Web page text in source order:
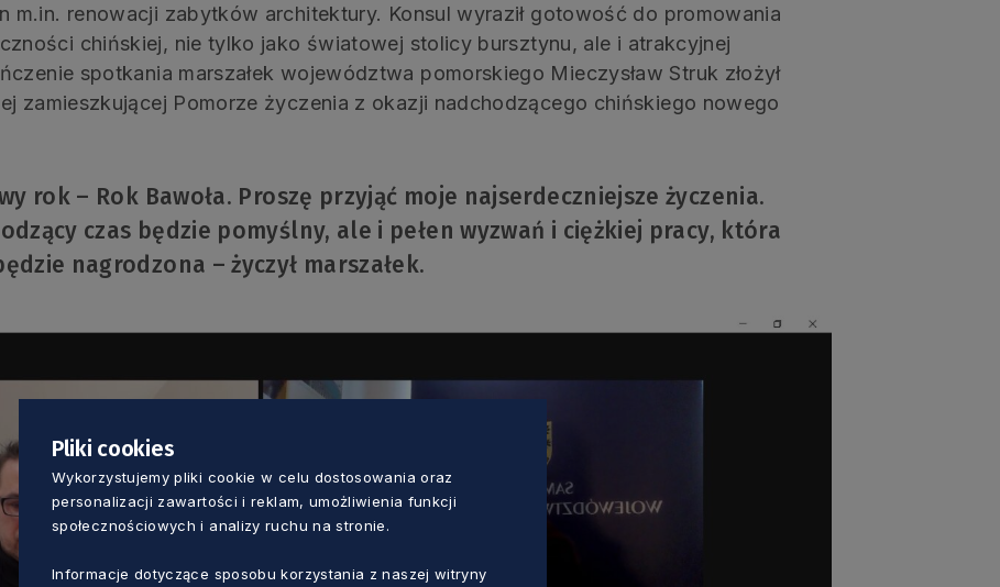
m.in. renowacji zabytków architektury. Konsul wyraził gotowość do promowania
chińskiej, nie tylko jako światowej stolicy bursztynu, ale i atrakcyjnej
spotkania marszałek województwa pomorskiego Mieczysław Struk złożył
zamieszkującej Pomorze życzenia z okazji nadchodzącego chińskiego nowego
rok – Rok Bawoła. Proszę przyjąć moje najserdeczniejsze życzenia.
czas będzie pomyślny, ale i pełen wyzwań i ciężkiej pracy, która
nagrodzona – życzył marszałek.
Pliki cookies
Wykorzystujemy pliki cookie w celu dostosowania oraz
personalizacji zawartości i reklam, umożliwienia funkcji
społecznościowych i analizy ruchu na stronie.
Informacje dotyczące sposobu korzystania z naszej witryny